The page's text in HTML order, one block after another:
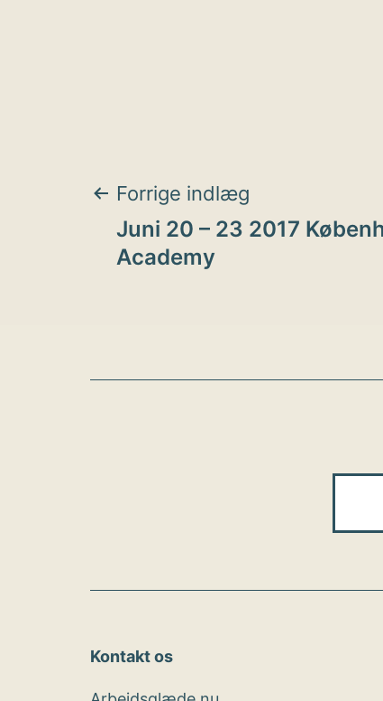
Forrige indlæg
Juni 20 – 23 2017
Academy
Kontakt os